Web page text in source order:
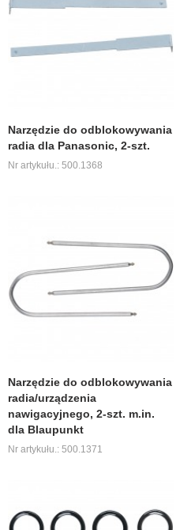
Narzędzie do odblokowywania
radia dla Panasonic, 2-szt.
Nr artykułu.: 500.1368
Narzędzie do odblokowywania
radia/urządzenia
nawigacyjnego, 2-szt. m.in.
dla Blaupunkt
Nr artykułu.: 500.1371